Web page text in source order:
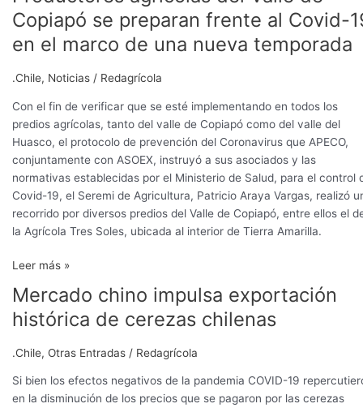
Copiapó se preparan frente al Covid-
en el marco de una nueva temporada
.Chile, Noticias / Redagrícola
Con el fin de verificar que se esté implementando en todos los
predios agrícolas, tanto del valle de Copiapó como del valle del
Huasco, el protocolo de prevención del Coronavirus que APECO,
conjuntamente con ASOEX, instruyó a sus asociados y las
normativas establecidas por el Ministerio de Salud, para el control
Covid-19, el Seremi de Agricultura, Patricio Araya Vargas, realizó
recorrido por diversos predios del Valle de Copiapó, entre ellos el
la Agrícola Tres Soles, ubicada al interior de Tierra Amarilla.
agrícolas
del
Valle
Copiapó
se
preparan
frente
Covid-
19
el
marco
de
nueva
temporada
Leer más »
Mercado chino impulsa exportación
histórica de cerezas chilenas
.Chile, Otras Entradas / Redagrícola
Si bien los efectos negativos de la pandemia COVID-19
en la disminución de los precios que se pagaron por las cerezas
Mercado
chino
impulsa
histórica
de
cerezas